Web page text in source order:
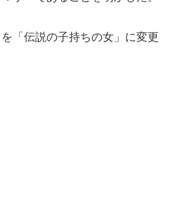
「伝説の子持ちの女」に変更